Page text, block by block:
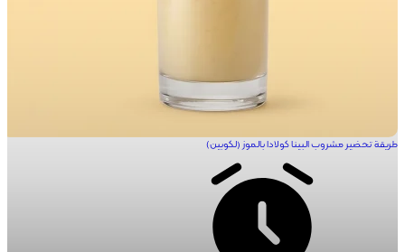
طريقة تحضير مشروب البينا كولادا بالموز (لكوبين)